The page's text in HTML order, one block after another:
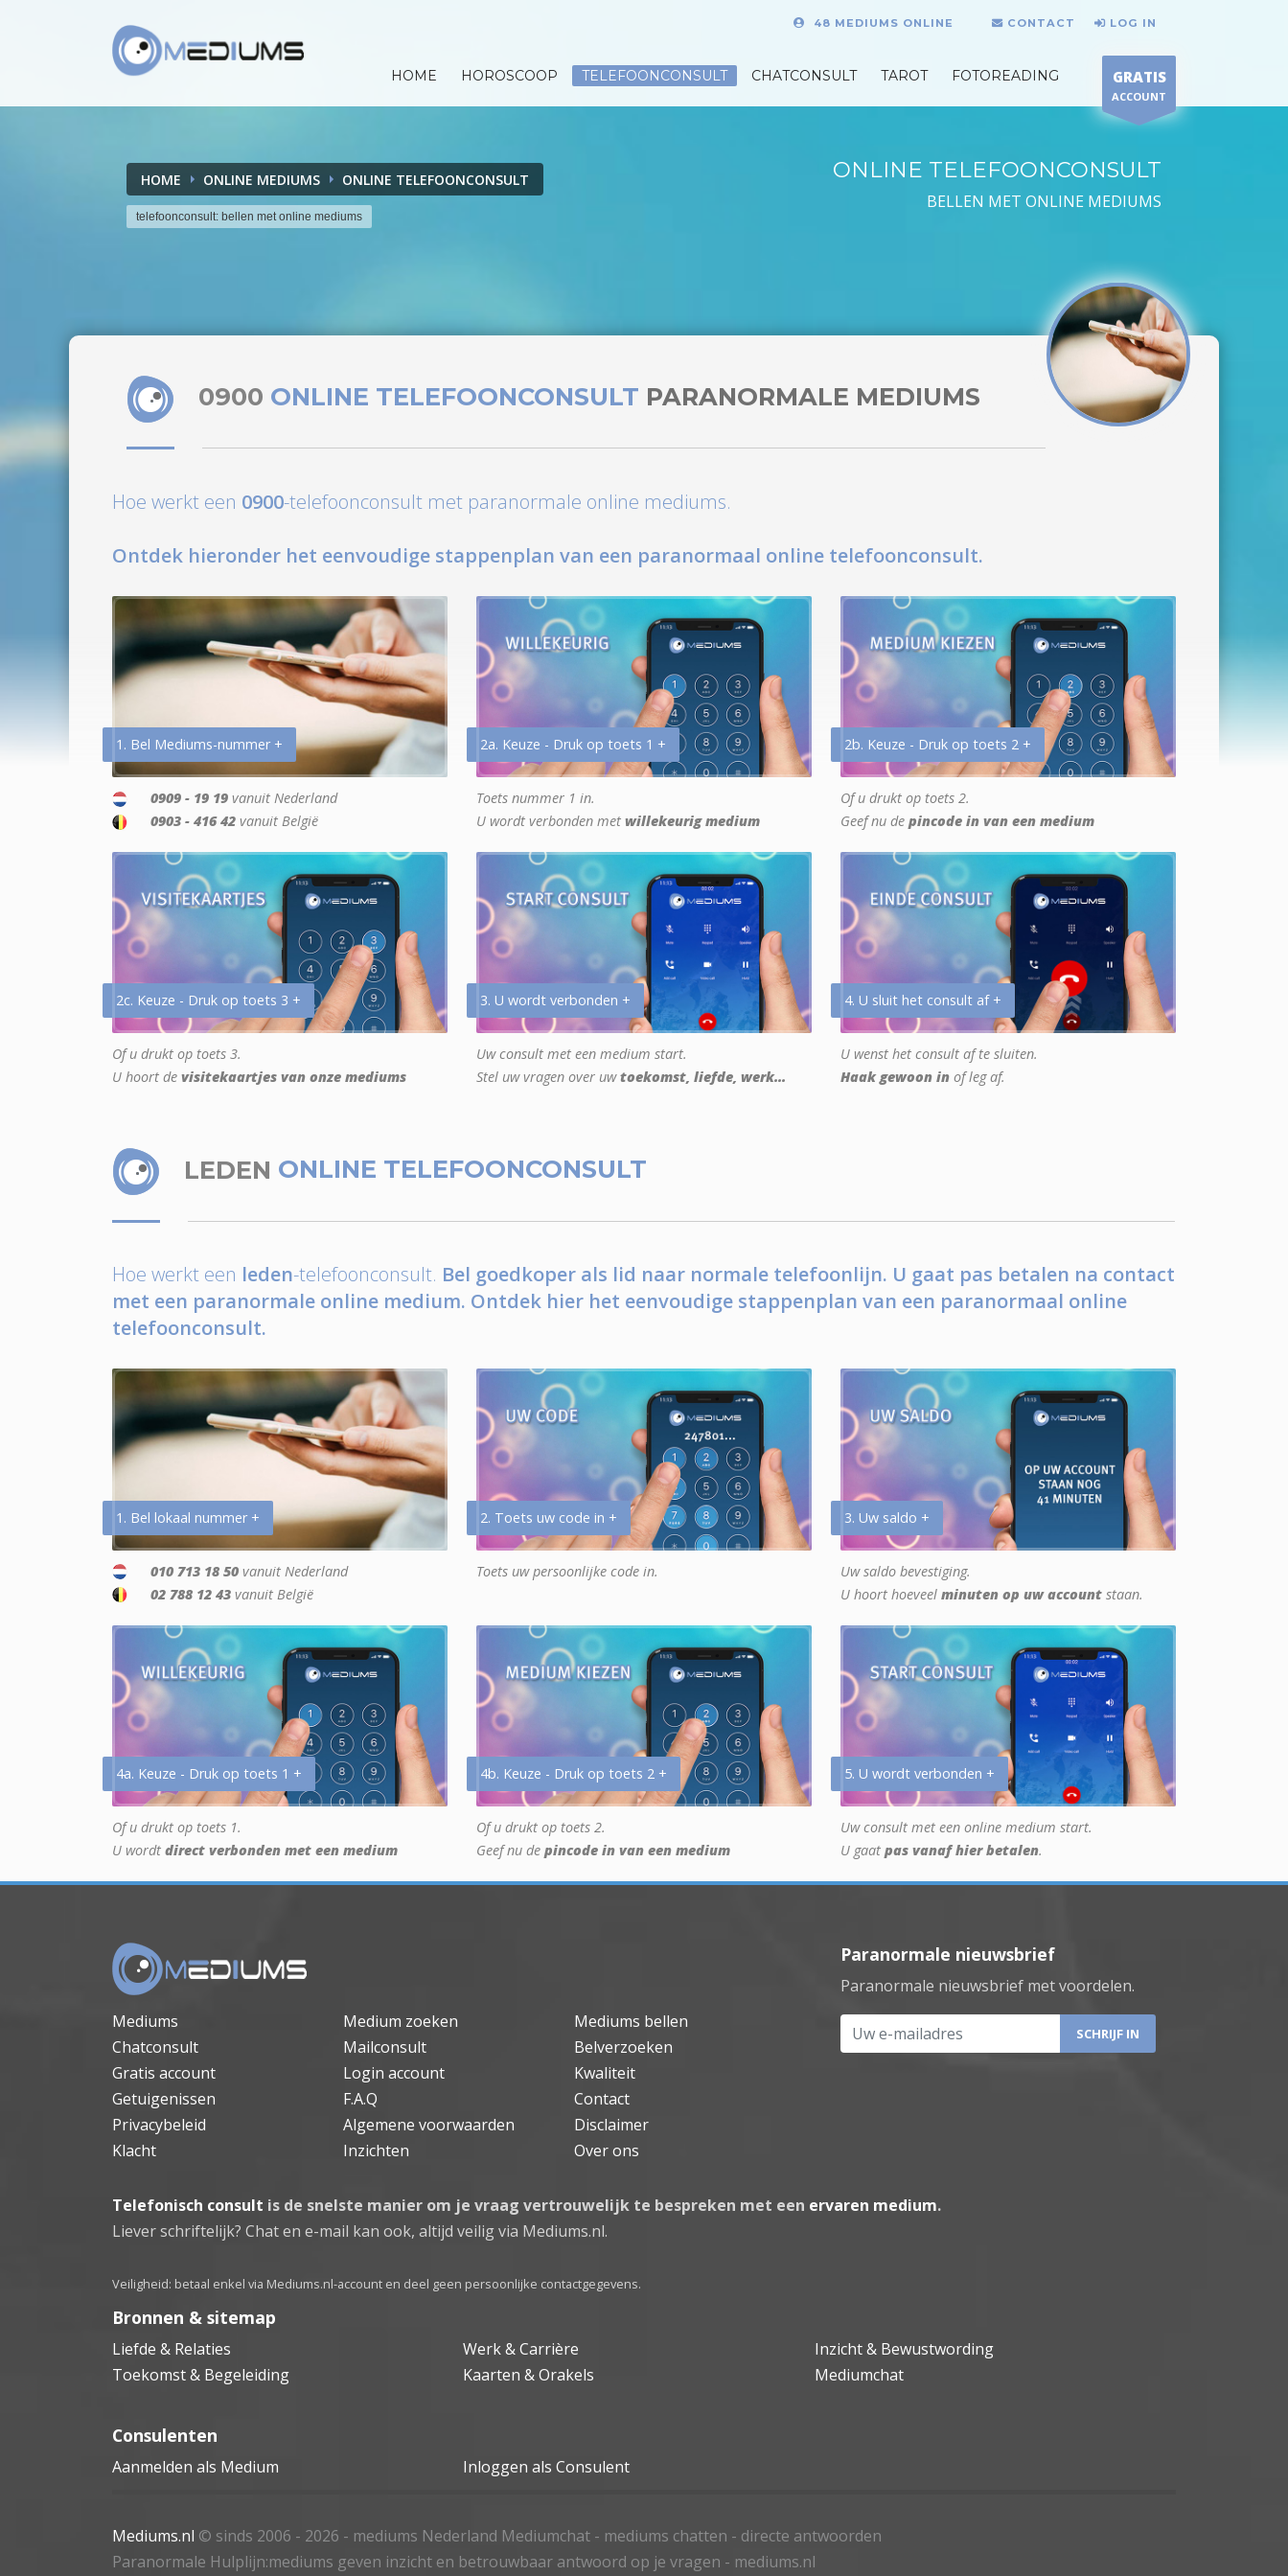
48 MEDIUMS ONLINE CONTACT LOG IN
HOME HOROSCOOP TELEFOONCONSULT CHATCONSULT TAROT FOTOREADING GRATIS
ACCOUNT
HOME ONLINE MEDIUMS ONLINE TELEFOONCONSULT
telefoonconsult: bellen met online mediums
ONLINE TELEFOONCONSULT
BELLEN MET ONLINE MEDIUMS
0900 ONLINE TELEFOONCONSULT PARANORMALE MEDIUMS
Hoe werkt een 0900-telefoonconsult met paranormale online mediums.
Ontdek hieronder het eenvoudige stappenplan van een paranormaal online telefoonconsult.
1. Bel Mediums-nummer +
0909 - 19 19 vanuit Nederland
0903 - 416 42 vanuit België
2a. Keuze - Druk op toets 1 +
Toets nummer 1 in.
U wordt verbonden met willekeurig medium
2b. Keuze - Druk op toets 2 +
Of u drukt op toets 2.
Geef nu de pincode in van een medium
2c. Keuze - Druk op toets 3 +
Of u drukt op toets 3.
U hoort de visitekaartjes van onze mediums
3. U wordt verbonden +
Uw consult met een medium start.
Stel uw vragen over uwtoekomst, liefde, werk...
4. U sluit het consult af +
U wenst het consult af te sluiten.
Haak gewoon in of leg af.
LEDEN ONLINE TELEFOONCONSULT
Hoe werkt een leden-telefoonconsult. Bel goedkoper als lid naar normale telefoonlijn. U gaat pas betalen na contact
met een paranormale online medium. Ontdek hier het eenvoudige stappenplan van een paranormaal online
telefoonconsult.
1. Bel lokaal nummer +
010 713 18 50 vanuit Nederland
02 788 12 43 vanuit België
2. Toets uw code in +
Toets uw persoonlijke code in.
3. Uw saldo +
Uw saldo bevestiging.
U hoort hoeveel minuten op uw account staan.
4a. Keuze - Druk op toets 1 +
Of u drukt op toets 1.
U wordt direct verbonden met een medium
4b. Keuze - Druk op toets 2 +
Of u drukt op toets 2.
Geef nu de pincode in van een medium
5. U wordt verbonden +
Uw consult met een online medium start.
U gaat pas vanaf hier betalen.
Mediums Medium zoeken
Mediums bellen
Chatconsult
Mailconsult
Belverzoeken
Gratis account
Login account
Kwaliteit
Getuigenissen
F.A.Q
Contact
Privacybeleid
Algemene voorwaarden
Disclaimer
Klacht
Inzichten Over ons
Paranormale nieuwsbrief
Paranormale nieuwsbrief met voordelen.
Uw e-mailadres
Telefonisch consult is de snelste manier om je vraag vertrouwelijk te bespreken met een ervaren medium.
Liever schriftelijk? Chat en e-mail kan ook, altijd veilig via Mediums.nl.
Veiligheid: betaal enkel via Mediums.nl-account en deel geen persoonlijke contactgegevens.
Bronnen & sitemap
Liefde & Relaties Werk & Carrière
Inzicht & Bewustwording
Toekomst & Begeleiding
Kaarten & Orakels Mediumchat
Consulenten
Aanmelden als Medium Inloggen als Consulent
Mediums.nl © sinds 2006 - 2026 - mediums Nederland Mediumchat - mediums chatten - directe antwoorden
Paranormale Hulplijn:mediums geven inzicht en betrouwbaar antwoord op je vragen - mediums.nl